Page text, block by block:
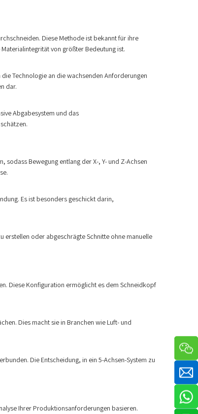
Diese Methode ist bekannt für ihre
von größter Bedeutung ist.
Technologie an die wachsenden Anforderungen
dar.
Abgabesystem und das
sodass Bewegung entlang der X-, Y- und Z-Achsen
Es ist besonders geschickt darin,
erstellen oder abgeschrägte Schnitte ohne manuelle
Diese Konfiguration ermöglicht es dem Schneidkopf
Dies macht sie in Branchen wie Luft- und
Die Entscheidung, in ein 5-Achsen-System zu
Ihrer Produktionsanforderungen basieren.